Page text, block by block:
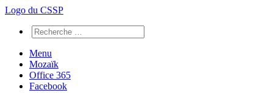
Logo du CSSP
Menu
Mozaïk
Office 365
Facebook